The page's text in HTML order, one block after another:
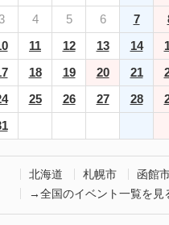
4 5 6 7
11 12 13 14
18 19 20 21
25 26 27 28
北海道 札幌市
函館
→全国のイベント一覧を見